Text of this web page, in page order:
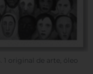
1 original de arte, óleo